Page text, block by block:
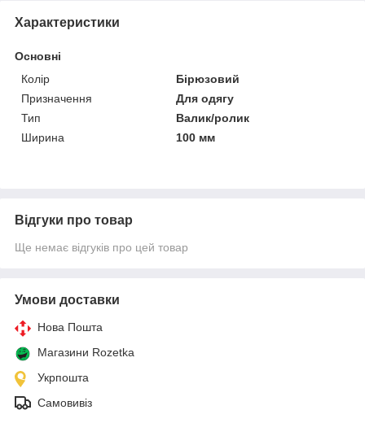
Характеристики
Основні
Колір
Бірюзовий
Призначення
Для одягу
Тип
Валик/ролик
Ширина
100 мм
Відгуки про товар
Ще немає відгуків про цей товар
Умови доставки
Нова Пошта
Магазини Rozetka
Укрпошта
Самовивіз